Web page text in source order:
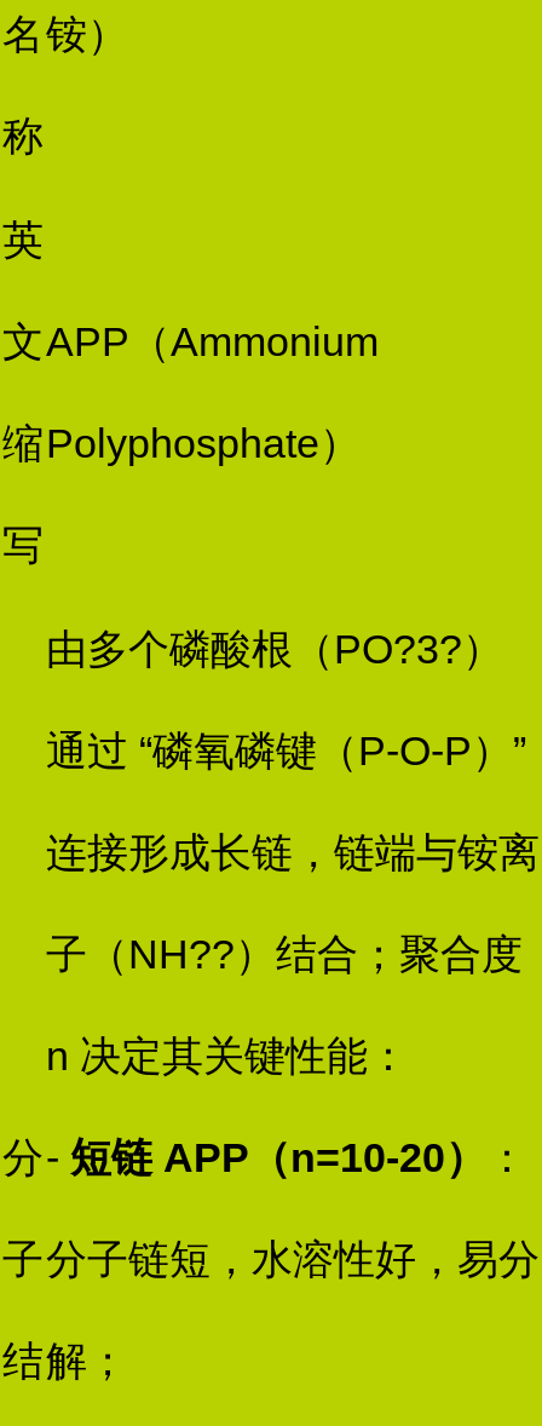
名
称
铵）
英
文
缩
写
APP（Ammonium
Polyphosphate）
分
子
结
由多个磷酸根（PO?3?）
通过 “磷氧磷键（P-O-P）”
连接形成长链，链端与铵离
子（NH??）结合；聚合度
n 决定其关键性能：
- 短链 APP（n=10-20） ：
分子链短，水溶性好，易分
解；